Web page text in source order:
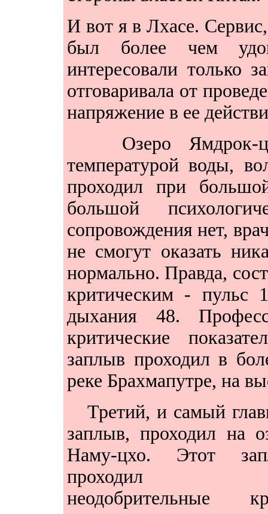
И вот я в Лхасе.
был более чем
интересовали только
отговаривала от
напряжение в ее
Озеро Ямдрок-
температурой воды,
проходил при
большой
сопровождения нет,
не смогут оказать
нормально. Правда,
критическим - пульс
дыхания 48.
критические
заплыв проходил в
реке Брахмапутре, на
Третий, и самый
заплыв, проходил на
Наму-цхо. Этот
проходил
неодобрительные